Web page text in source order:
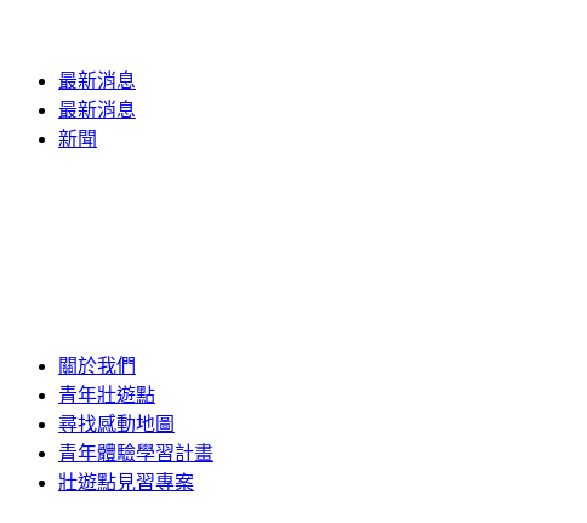
最新消息
最新消息
新聞
關於我們
青年壯遊點
尋找感動地圖
青年體驗學習計畫
壯遊點見習專案